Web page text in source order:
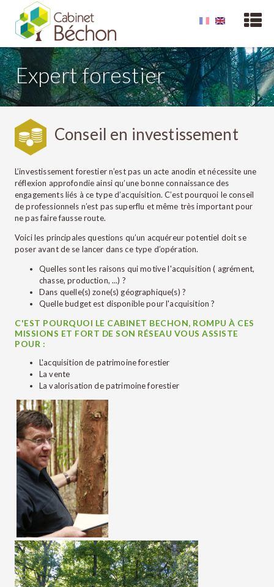
Expert forestier
Conseil en investissement
L’investissement forestier n’est pas un acte anodin et nécessite une
réflexion approfondie ainsi qu’une bonne connaissance des
engagements liés à ce type d’acquisition. C’est pourquoi le conseil
de professionnels n’est pas superflu et même très important pour
ne pas faire fausse route.
Voici les principales questions qu’un acquéreur potentiel doit se
poser avant de se lancer dans ce type d’opération.
Quelles sont les raisons qui motive l'acquisition ( agrément,
chasse, production, ...) ?
Dans quelle(s) zone(s) géographique(s) ?
Quelle budget est disponible pour l'acquisition ?
C'EST POURQUOI LE CABINET BECHON, ROMPU À CES
MISSIONS ET FORT DE SON RÉSEAU VOUS ASSISTE
POUR :
L'acquisition de patrimoine forestier
La vente
La valorisation de patrimoine forestier